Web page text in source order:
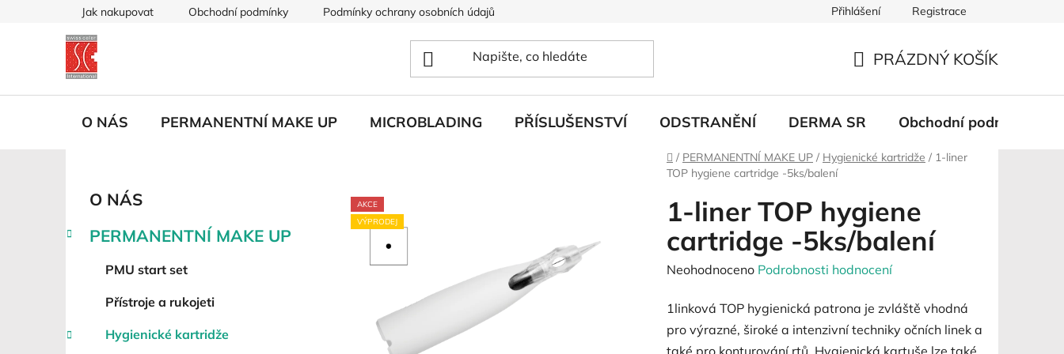
Jak nakupovat Obchodní podmínky Podmínky ochrany osobních údajů Přihlášení Registrace
KOŠÍK
PRÁZDNÝ KOŠÍK
O NÁS PERMANENTNÍ MAKE UP MICROBLADING PŘÍSLUŠENSTVÍ ODSTRANĚNÍ DERMA SR Obchodní podmínky
Domů
/ PERMANENTNÍ MAKE UP / Hygienické kartridže / 1-liner
TOP hygiene cartridge -5ks/balení
s
n
kategorie
e
e
O NÁS
PERMANENTNÍ MAKE UP
PMU start set
Přístroje a rukojeti
Hygienické kartridže
1-liner TOP hygiene
cartridge -5ks/balení
Průměrné
produktu
je
Neohodnoceno Podrobnosti hodnocení
1linková TOP hygienická patrona je zvláště vhodná
pro výrazné, široké a intenzivní techniky očních linek a
také pro konturování rtů. Hygienická kartuše lze také
AKCE
VÝPRODEJ